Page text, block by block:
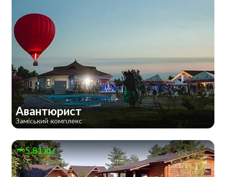
Авантюрист
Заміський комплекс
5.81 км